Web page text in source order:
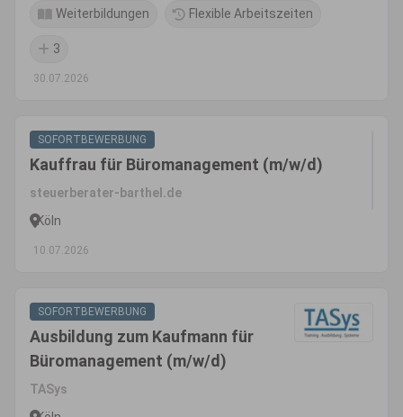
Weiterbildungen Flexible Arbeitszeiten
3
30.07.2026
SOFORTBEWERBUNG
Kauffrau für Büromanagement (m/w/d)
steuerberater-barthel.de
Köln
10.07.2026
SOFORTBEWERBUNG
Ausbildung zum Kaufmann für
Büromanagement (m/w/d)
TASys